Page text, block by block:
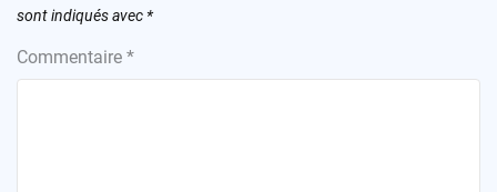
sont indiqués avec *
Commentaire *